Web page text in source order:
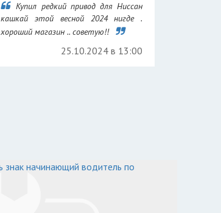
Купил редкий привод для Ниссан
кашкай этой весной 2024 нигде .
хороший магазин .. советую!!
25.10.2024 в 13:00